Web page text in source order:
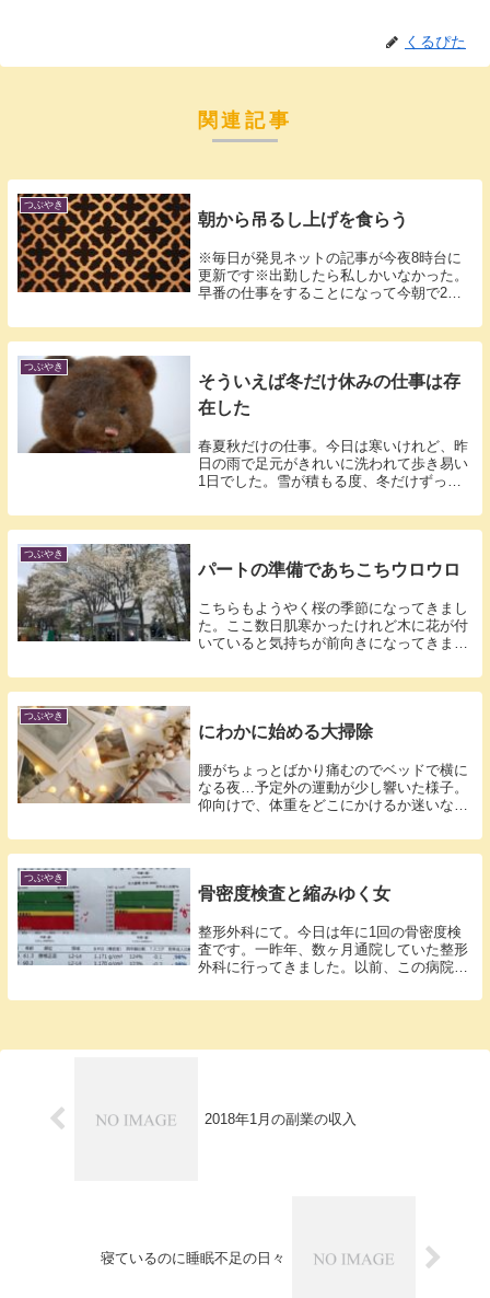
くるぴた
関連記事
つぶやき
朝から吊るし上げを食らう
※毎日が発見ネットの記事が今夜8時台に
更新です※出勤したら私しかいなかった。
早番の仕事をすることになって今朝で2日
つぶやき
そういえば冬だけ休みの仕事は存
在した
春夏秋だけの仕事。今日は寒いけれど、昨
日の雨で足元がきれいに洗われて歩き易い
1日でした。雪が積もる度、冬だけずっと
つぶやき
パートの準備であちこちウロウロ
こちらもようやく桜の季節になってきまし
た。ここ数日肌寒かったけれど木に花が付
いていると気持ちが前向きになってきます
つぶやき
にわかに始める大掃除
腰がちょっとばかり痛むのでベッドで横に
なる夜…予定外の運動が少し響いた様子。
仰向けで、体重をどこにかけるか迷いなが
つぶやき
骨密度検査と縮みゆく女
整形外科にて。今日は年に1回の骨密度検
査です。一昨年、数ヶ月通院していた整形
外科に行ってきました。以前、この病院は
2018年1月の副業の収入
寝ているのに睡眠不足の日々